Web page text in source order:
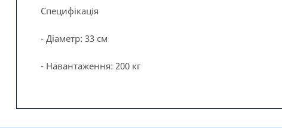
Специфікація
- Діаметр: 33 см
- Навантаження: 200 кг